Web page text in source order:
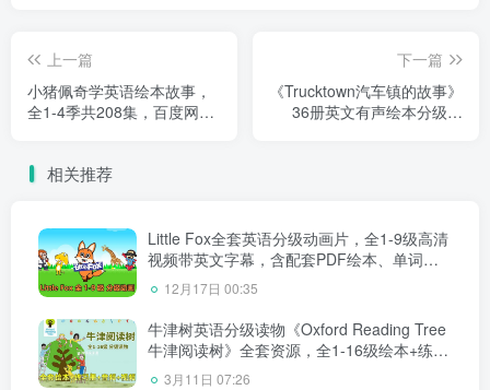
上一篇
小猪佩奇学英语绘本故事，
全1-4季共208集，百度网盘
下一篇
《Trucktown汽车镇的故事》
36册英文有声绘本分级读
相关推荐
Little Fox全套英语分级动画片，全1-9级高清
视频带英文字幕，含配套PDF绘本、单词和
音频MP3，百度网盘下载！
12月17日 00:35
牛津树英语分级读物《Oxford Reading Tree
牛津阅读树》全套资源，全1-16级绘本+练习
册+音频+精讲视频，百度网盘下载！
3月11日 07:26